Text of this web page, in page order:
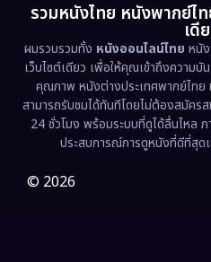
Family ครอบครัว
Fantasy จินตนาการ
Fiction
Film
Gothic
รวมหนังไทย หนังพากย์ไ
เดี
ผมรวบรวมทั้ง หนังออนไลน์ไทย หนั
เว็บไซต์เดียว เพื่อให้คุณเข้าถึงความบั
คุณภาพ หนังต่างประเทศพากย์ไท
สามารถรับชมได้ทันทีโดยไม่ต้องสมัคร
24 ชั่วโมง พร้อมระบบที่ดูได้ลื่นไหล
ประสบการณ์การดูหนังที่ดีที่สุด
© 2026